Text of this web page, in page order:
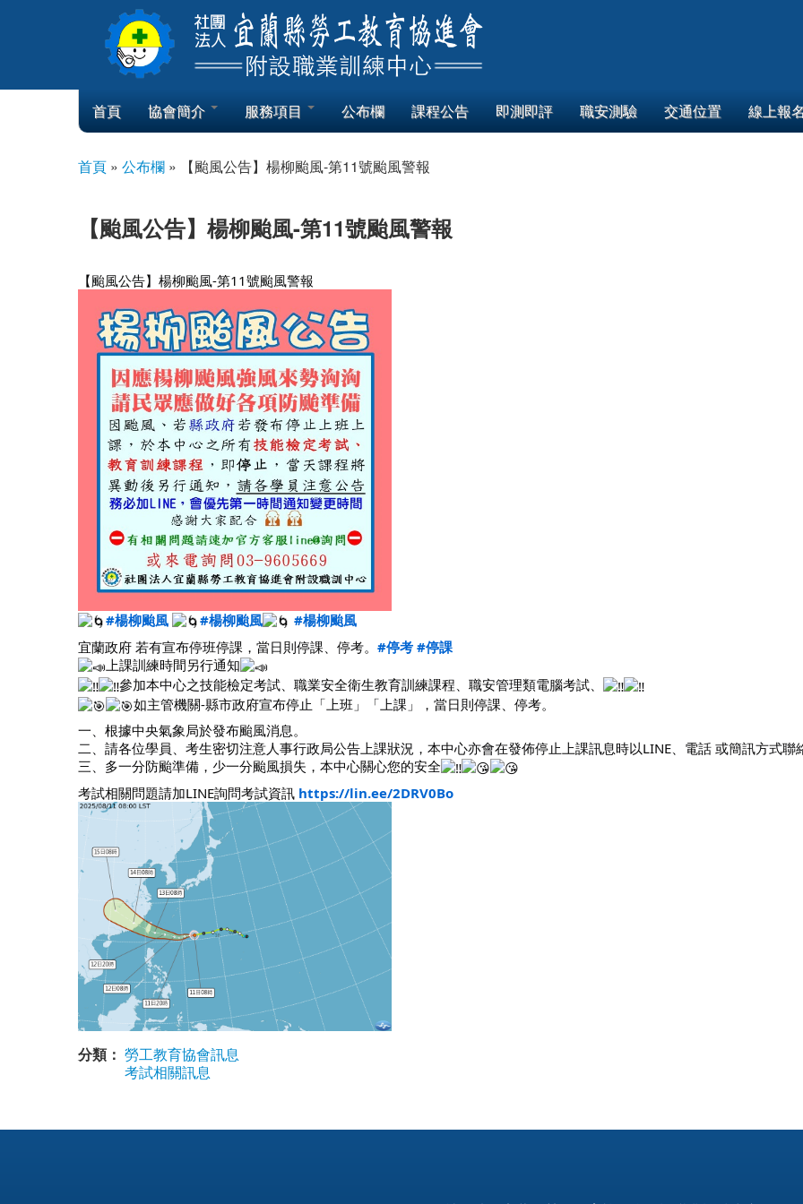
首頁 協會簡介 服務項目 公布欄 課程公告 即測即評 職安測驗 交通位置 線上報
您在這裡
首頁 » 公布欄 » 【颱風公告】楊柳颱風-第11號颱風警報
【颱風公告】楊柳颱風-第11號颱風警報
【颱風公告】楊柳颱風-第11號颱風警報
#楊柳颱風 #楊柳颱風
#楊柳颱風
宜蘭政府 若有宣布停班停課，當日則停課、停考。 #停考 #停課
上課訓練時間另行通知
參加本中心之技能檢定考試、職業安全衛生教育訓練課程、職安管理類電腦考試、
如主管機關-縣市政府宣布停止「上班」「上課」，當日則停課、停考。
一、根據中央氣象局於發布颱風消息。
二、請各位學員、考生密切注意人事行政局公告上課狀況，本中心亦會在發佈停止上課訊息時以LINE、電話 或簡訊方式聯
三、多一分防颱準備，少一分颱風損失，本中心關心您的安全
考試相關問題請加LINE詢問考試資訊 https://lin.ee/2DRV0Bo
分類： 勞工教育協會訊息
考試相關訊息